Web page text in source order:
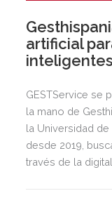
artificial
GESTService se
la mano de
la Universidad
desde 2019,
través de la